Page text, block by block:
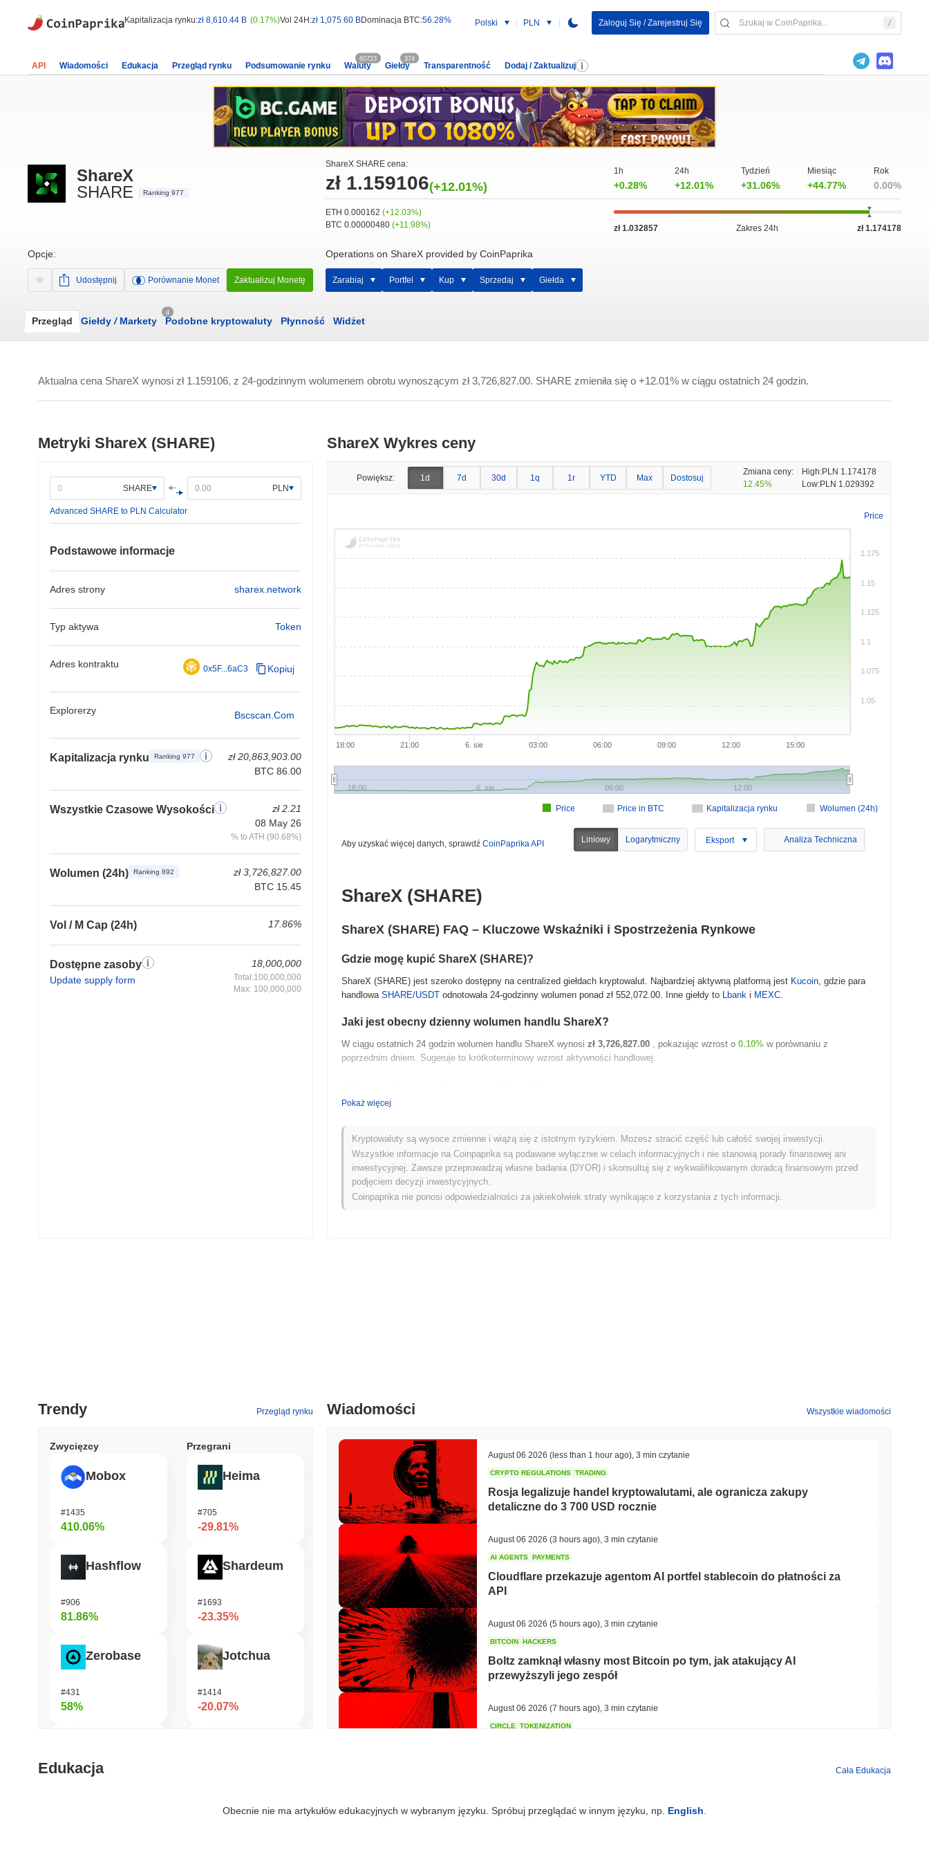
Kapitalizacja rynku:zł 8,610.44 B (0.17%)Vol 24H:zł 1,075.60 BDominacja BTC:56.28% Polski PLN Zaloguj Się / Zarejestruj Się
API Wiadomości Edukacja Przegląd rynku Podsumowanie rynku Waluty
60723
Giełdy
374
Transparentność Dodaj / Zaktualizuj
ShareX
SHARE
Ranking 977
Opcje:
Udostępnij Porównanie Monet Zaktualizuj Monetę
ShareX SHARE cena:
zł 1.159106(+12.01%)
1h
+0.28%
24h
+12.01%
Tydzień
+31.06%
Miesiąc
+44.77%
Rok
0.00%
ETH 0.000162(+12.03%)
BTC 0.00000480(+11.98%) zł 1.032857 Zakres 24h zł 1.174178
Operations on ShareX provided by CoinPaprika
Zarabiaj Portfel Kup Sprzedaj Giełda
Przegląd Giełdy /Markety
4
Podobne kryptowaluty Płynność Widżet
Aktualna cena ShareX wynosi zł 1.159106, z 24-godzinnym wolumenem obrotu wynoszącym zł 3,726,827.00. SHARE zmieniła się o +12.01% w ciągu ostatnich 24 godzin.
Metryki ShareX (SHARE)
SHARE PLN
Advanced SHARE to PLN Calculator
Podstawowe informacje
Adres strony sharex.network
Typ aktywa Token
Adres kontraktu 0x5F...6aC3 Kopiuj
Explorerzy Bscscan.com
Kapitalizacja rynku Ranking 977
zł 20,863,903.00
BTC 86.00
Wszystkie Czasowe Wysokości
zł 2.21
08 May 26
% to ATH (90.68%)
Wolumen (24h) Ranking 892
zł 3,726,827.00
BTC 15.45
Vol / M Cap (24h) 17.86%
Dostępne zasoby
Update supply form
18,000,000
Total:100,000,000
Max: 100,000,000
ShareX Wykres ceny
Powiększ: 1d 7d 30d 1q 1r YTD Max Dostosuj
Zmiana ceny:
12.45%
High:PLN 1.174178
Low:PLN 1.029392
Price
Price in BTC Kapitalizacja rynku Wolumen (24h)
Price
18:00 21:00 6. sie 03:00 06:00 09:00 12:00 15:00
18:00 6. sie 06:00 12:00
1.05
1.075
1.1
1.125
1.15
1.175
Aby uzyskać więcej danych, sprawdź CoinPaprika API Liniowy Logarytmiczny Eksport Analiza Techniczna
ShareX (SHARE)
ShareX (SHARE) FAQ – Kluczowe Wskaźniki i Spostrzeżenia Rynkowe
Gdzie mogę kupić ShareX (SHARE)?
ShareX (SHARE) jest szeroko dostępny na centralized giełdach kryptowalut. Najbardziej aktywną platformą jest Kucoin, gdzie para
handlowa SHARE/USDT odnotowała 24-godzinny wolumen ponad zł 552,072.00. Inne giełdy to Lbank i MEXC.
Jaki jest obecny dzienny wolumen handlu ShareX?
W ciągu ostatnich 24 godzin wolumen handlu ShareX wynosi zł 3,726,827.00 , pokazując wzrost o 0.10% w porównaniu z
poprzednim dniem. Sugeruje to krótkoterminowy wzrost aktywności handlowej.
Najwyższy Poziom Historyczny (ATH):
ShareX jest obecnie notowany ~47.56% poniżej swojego ATH .
Jaka jest obecna kapitalizacja rynkowa ShareX?
Kapitalizacja rynkowa ShareX wynosi około zł 20,863,903.00, plasując go na #977 miejscu globalnie według wielkości rynku. Ta
liczba jest obliczana na podstawie podaży w obiegu wynoszącej 18 000 000 tokenów SHARE.
Pokaż więcej
Kryptowaluty są wysoce zmienne i wiążą się z istotnym ryzykiem. Możesz stracić część lub całość swojej inwestycji.
Wszystkie informacje na Coinpaprika są podawane wyłącznie w celach informacyjnych i nie stanowią porady finansowej ani
inwestycyjnej. Zawsze przeprowadzaj własne badania (DYOR) i skonsultuj się z wykwalifikowanym doradcą finansowym przed
podjęciem decyzji inwestycyjnych.
Coinpaprika nie ponosi odpowiedzialności za jakiekolwiek straty wynikające z korzystania z tych informacji.
Trendy Przegląd rynku
Zwycięzcy
Mobox
#1435
410.06%
Hashflow
#906
81.86%
Zerobase
#431
58%
Przegrani
Heima
#705
-29.81%
Shardeum
#1693
-23.35%
Jotchua
#1414
-20.07%
Wiadomości Wszystkie wiadomości
August 06 2026 (less than 1 hour ago) 3 min czytanie
CRYPTO REGULATIONS TRADING
Rosja legalizuje handel kryptowalutami, ale ogranicza zakupy
detaliczne do 3 700 USD rocznie
August 06 2026 (3 hours ago) 3 min czytanie
AI AGENTS PAYMENTS
Cloudflare przekazuje agentom AI portfel stablecoin do płatności za
API
August 06 2026 (5 hours ago) 3 min czytanie
BITCOIN HACKERS
Boltz zamknął własny most Bitcoin po tym, jak atakujący AI
przewyższyli jego zespół
August 06 2026 (7 hours ago) 3 min czytanie
CIRCLE TOKENIZATION
STABLECOINS CRYPTO REGULATIONS
Edukacja Cała Edukacja
Obecnie nie ma artykułów edukacyjnych w wybranym języku. Spróbuj przeglądać w innym języku, np. English